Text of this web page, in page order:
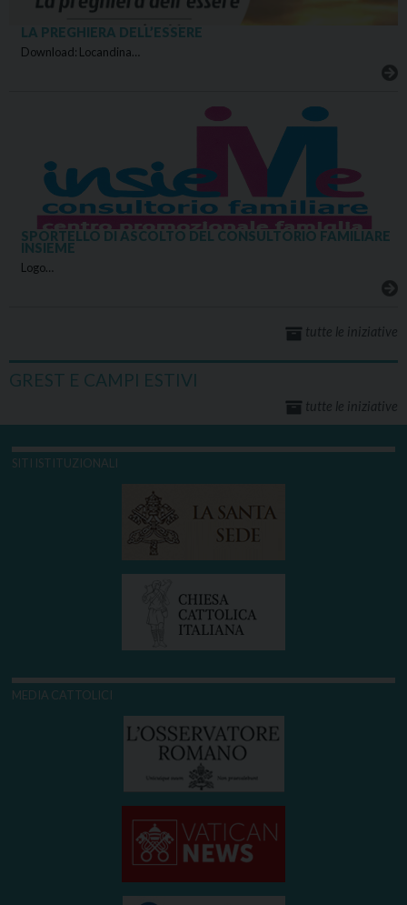
LA PREGHIERA DELL’ESSERE
Download: Locandina…
SPORTELLO DI ASCOLTO DEL CONSULTORIO FAMILIARE
INSIEME
Logo…
tutte le iniziative
GREST E CAMPI ESTIVI
tutte le iniziative
SITI ISTITUZIONALI
MEDIA CATTOLICI